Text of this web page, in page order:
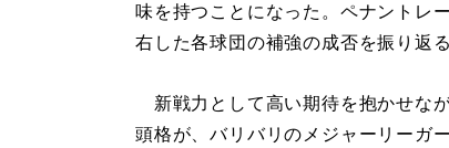
味を持つことになった。ペナントレ
右した各球団の補強の成否を振り返る
新戦力として高い期待を抱かせな
頭格が、バリバリのメジャーリーガ